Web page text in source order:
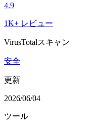
4.9
1K+ レビュー
VirusTotalスキャン
安全
更新
2026/06/04
ツール